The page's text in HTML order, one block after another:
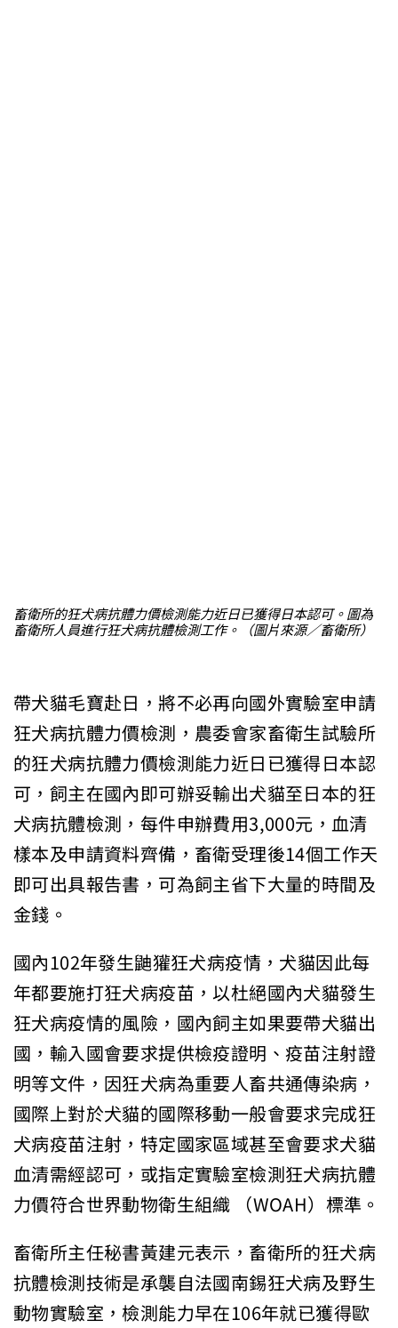
畜衛所的狂犬病抗體力價檢測能力近日已獲得日本認可。圖為
畜衛所人員進行狂犬病抗體檢測工作。（圖片來源／畜衛所）
帶犬貓毛寶赴日，將不必再向國外實驗室申請
狂犬病抗體力價檢測，農委會家畜衛生試驗所
的狂犬病抗體力價檢測能力近日已獲得日本認
可，飼主在國內即可辦妥輸出犬貓至日本的狂
犬病抗體檢測，每件申辦費用3,000元，血清
樣本及申請資料齊備，畜衛受理後14個工作天
即可出具報告書，可為飼主省下大量的時間及
金錢。
國內102年發生鼬獾狂犬病疫情，犬貓因此每
年都要施打狂犬病疫苗，以杜絕國內犬貓發生
狂犬病疫情的風險，國內飼主如果要帶犬貓出
國，輸入國會要求提供檢疫證明、疫苗注射證
明等文件，因狂犬病為重要人畜共通傳染病，
國際上對於犬貓的國際移動一般會要求完成狂
犬病疫苗注射，特定國家區域甚至會要求犬貓
血清需經認可，或指定實驗室檢測狂犬病抗體
力價符合世界動物衛生組織 （WOAH）標準。
畜衛所主任秘書黃建元表示，畜衛所的狂犬病
抗體檢測技術是承襲自法國南錫狂犬病及野生
動物實驗室，檢測能力早在106年就已獲得歐